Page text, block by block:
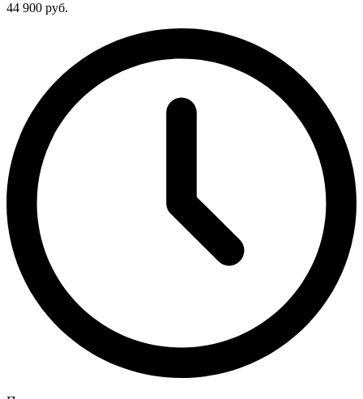
44 900 руб.